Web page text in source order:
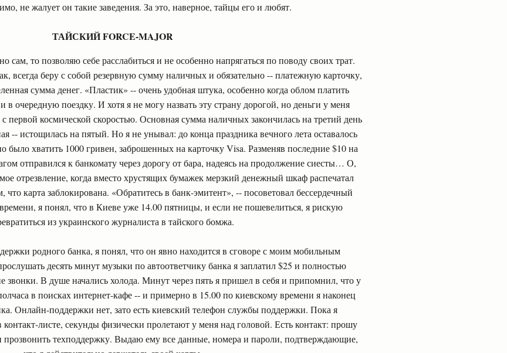
не жалует он такие заведения. За это, наверное, тайцы его и любят.
ТАЙСКИЙ FORCE-MAJOR
сам, то позволяю себе расслабиться и не особенно напрягаться по поводу своих трат.
всегда беру с собой резервную сумму наличных и обязательно -- платежную карточку,
сумма денег. «Пластик» -- очень удобная штука, особенно когда облом платить
в очередную поездку. И хотя я не могу назвать эту страну дорогой, но деньги у меня
первой космической скоростью. Основная сумма наличных закончилась на третий день
-- истощилась на пятый. Но я не унывал: до конца праздника вечного лета оставалось
было хватить 1000 гривен, заброшенных на карточку Visa. Разменяв последние $10 на
отправился к банкомату через дорогу от бара, надеясь на продолжение сиесты… О,
отрезвление, когда вместо хрустящих бумажек мерзкий денежный шкаф распечатал
карта заблокирована. «Обратитесь в банк-эмитент», -- посоветовал бессердечный
я понял, что в Киеве уже 14.00 пятницы, и если не пошевелиться, я рискую
из украинского журналиста в тайского бомжа.
родного банка, я понял, что он явно находится в сговоре с моим мобильным
десять минут музыки по автоответчику банка я заплатил $25 и полностью
звонки. В душе начались холода. Минут через пять я пришел в себя и припомнил, что у
в поисках интернет-кафе -- и примерно в 15.00 по киевскому времени я наконец
Онлайн-поддержки нет, зато есть киевский телефон службы поддержки. Пока я
листе, секунды физически пролетают у меня над головой. Есть контакт: прошу
прозвонить техподдержку. Выдаю ему все данные, номера и пароли, подтверждающие,